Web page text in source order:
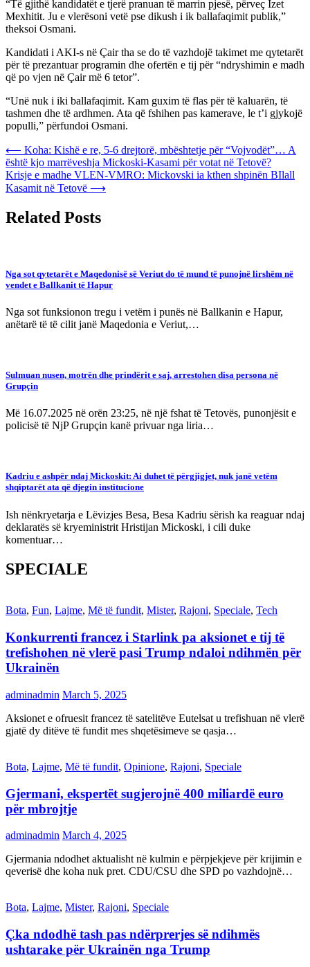
“Të gjithë kandidatët e tjerë pranuan të marrin pjesë, përveç Izet
Mexhitit. Ju e vlerësoni vetë pse dikush i ik ballafaqimit publik,”
theksoi Osmani.
Kandidati i AKI-s në Çair tha se do të vazhdojë takimet me qytetarët
për të prezantuar programin dhe ofertën e tij për “ndryshimin e madh
që po vjen në Çair më 6 tetor”.
“Unë nuk i iki ballafaqimit. Kam guxim të flas për të kaluarën, të
tashmen dhe të ardhmen. Ata që fshihen pas kamerave, le t’i gjykojë
populli,” përfundoi Osmani.
Post
navigation
⟵ Koha: Kishë e re, 5-6 drejtorë, mbështetje për “Vojvodët”… A
është kjo marrëveshja Mickoski-Kasami për votat në Tetovë?
Krisje e madhe VLEN-VMRO: Mickovski ia kthen shpinën BIlall
Kasamit në Tetovë ⟶
Related Posts
Nga sot qytetarët e Maqedonisë së Veriut do të mund të punojnë lirshëm në
vendet e Ballkanit të Hapur
Nga sot funksionon tregu i vetëm i punës në Ballkanin e Hapur,
anëtarë të të cilit janë Maqedonia e Veriut,…
Sulmuan nusen, motrën dhe prindërit e saj, arrestohen disa persona në
Grupçin
Më 16.07.2025 në orën 23:25, në një fshat të Tetovës, punonjësit e
policisë të NjP Grupçin kanë privuar nga liria…
Kadriu e ashpër ndaj Mickoskit: Ai duhet të përgjigjet, nuk janë vetëm
shqiptarët ata që djegin institucione
Ish nënkryetarja e Lëvizjes Besa, Besa Kadriu sërish ka reaguar ndaj
deklaratës së kryeministrit Hristijan Mickoski, i cili duke
komentuar…
SPECIALE
Bota, Fun, Lajme, Më të fundit, Mister, Rajoni, Speciale, Tech
Konkurrenti francez i Starlink pa aksionet e tij të
trefishohen në vlerë pasi Trump ndaloi ndihmën për
Ukrainën
adminadmin March 5, 2025
Aksionet e ofruesit francez të satelitëve Eutelsat u trefishuan në vlerë
gjatë dy ditëve të fundit mes shqetësimeve se qasja…
Bota, Lajme, Më të fundit, Opinione, Rajoni, Speciale
Gjermani, ekspertët sugjerojnë 400 miliardë euro
për mbrojtje
adminadmin March 4, 2025
Gjermania ndodhet aktualisht në kulmin e përpjekjeve për krijimin e
qeverisë dhe koha nuk pret. CDU/CSU dhe SPD po vazhdojnë…
Bota, Lajme, Mister, Rajoni, Speciale
Çka ndodhë tash pas ndërprerjes së ndihmës
ushtarake për Ukrainën nga Trump